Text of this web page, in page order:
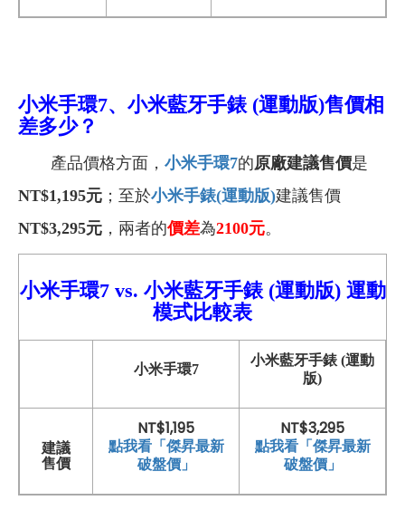
小米手環7、小米藍牙手錶 (運動版)售價相
差多少？
產品價格方面， 小米手環7的原廠建議售價是
NT$1,195元 ；至於小米手錶(運動版)建議售價
NT$3,295元 ，兩者的價差為2100元。
小米手環7vs. 小米藍牙手錶 (運動版)運動
模式比較表
小米手環7
小米藍牙手錶 (運動
版)
建議
售價
NT$1,195
點我看「傑昇最新
破盤價」
NT$3,295
點我看「傑昇最新
破盤價」